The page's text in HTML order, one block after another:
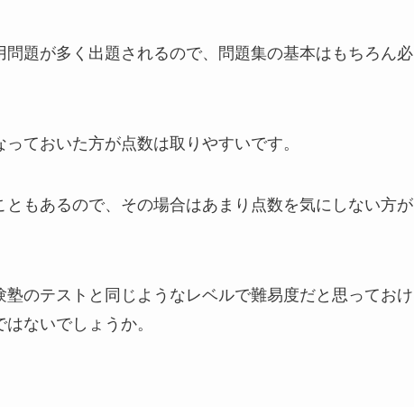
題が多く出題されるので、問題集の基本はもちろん必
ておいた方が点数は取りやすいです。
もあるので、その場合はあまり点数を気にしない方が
のテストと同じようなレベルで難易度だと思っておけ
ないでしょうか。